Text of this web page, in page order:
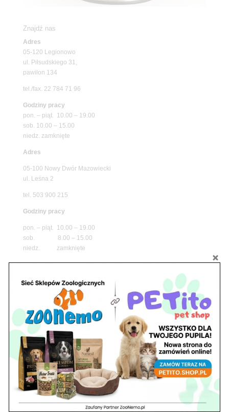
Znajdź nas
Adres
05-120 Legionowo
ul. Piłsudskiego 31,
pawilon 134
tel./fax. 22 784 71 96
Godziny pracy
pon. – piąt. 10.00 – 19.00
sob. 10.00 – 15.00
niedz. zamknięte
Adres
05-100 Nowy Dwór Mazowiecki
ul. Leśna 2
tel. 503 900 215
Godziny pracy
pon. – piąt. 10.00 – 19.00
sob. 8.00 – 15.00
niedz. zamknięte